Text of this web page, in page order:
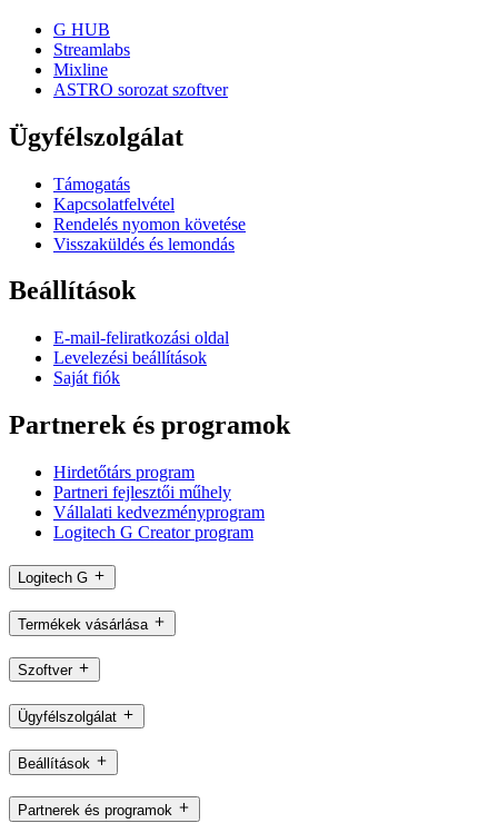
G HUB
Streamlabs
Mixline
ASTRO sorozat szoftver
Ügyfélszolgálat
Támogatás
Kapcsolatfelvétel
Rendelés nyomon követése
Visszaküldés és lemondás
Beállítások
E-mail-feliratkozási oldal
Levelezési beállítások
Saját fiók
Partnerek és programok
Hirdetőtárs program
Partneri fejlesztői műhely
Vállalati kedvezményprogram
Logitech G Creator program
Logitech G
Termékek vásárlása
Szoftver
Ügyfélszolgálat
Beállítások
Partnerek és programok